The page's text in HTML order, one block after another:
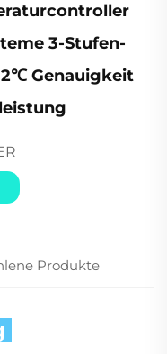
3-Stufen-
Genauigkeit
Produkte